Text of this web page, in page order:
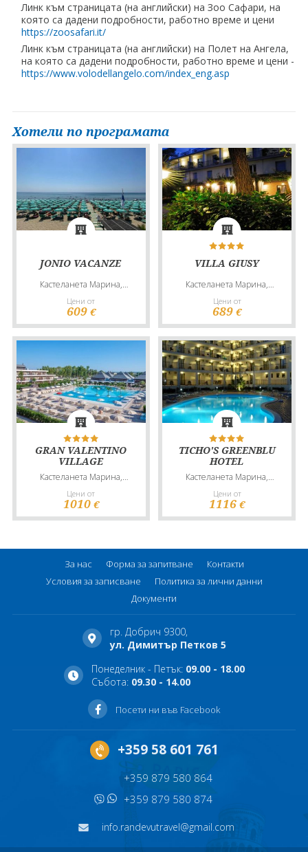
Линк към страницата (на английски) на Зоо Сафари, на
която са дадени подробности, работно време и цени
https://zoosafari.it/
Линк към страницата (на английски) на Полет на Ангела,
на която са дадени подробности, работно време и цени -
https://www.volodellangelo.com/index_eng.asp
Хотели по програмата
JONIO VACANZE
Кастеланета Марина,
Цени от
609 €
VILLA GIUSY
Кастеланета Марина,
Цени от
689 €
GRAN VALENTINO
VILLAGE
Кастеланета Марина,
Цени от
1010 €
TICHO'S GREENBLU
HOTEL
Кастеланета Марина,
Цени от
1116 €
За нас Форма за запитване
Контакти
Условия за записване
Политика за лични данни
Документи
гр. Добрич 9300,
ул. Димитър Петков 5
Понеделник - Петък: 09.00 - 18.00
Събота: 09.30 - 14.00
Посети ни във Facebook
+359 58 601 761
+359 879 580 864
+359 879 580 874
info.randevutravel@gmail.com